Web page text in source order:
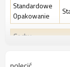
Standardowe
Opakowanie
Cechy
Współczynnik